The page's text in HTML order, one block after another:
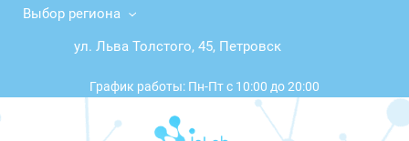
Выбор региона
ул. Льва Толстого, 45, Петровск
График работы: Пн-Пт с 10:00 до 20:00